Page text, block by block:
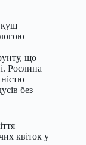
кущ
що
Рослина
без
квіток у